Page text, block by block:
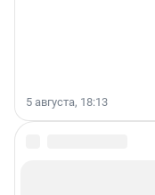
5 августа, 18:13